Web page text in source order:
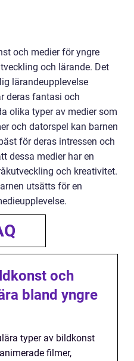
och medier för yngre
och lärande. Det
lärandeupplevelse
deras fantasi och
olika typer av medier som
och datorspel kan barnen
för deras intressen och
dessa medier har en
och kreativitet.
utsätts för en
och
bland yngre
typer av bildkonst
filmer,